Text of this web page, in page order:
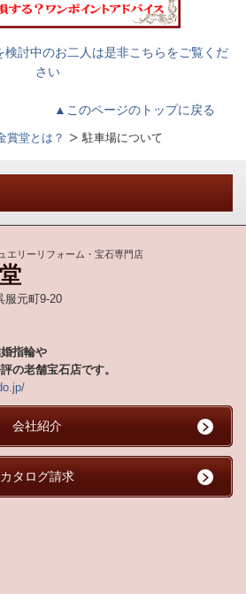
検討中のお二人は是非こちらをご覧くだ
さい
▲このページのトップに戻る
賞堂とは？ 駐車場について
エリーリフォーム・宝石専門店
服元町9-20
指輪や
の老舗宝石店です。
会社紹介
カタログ請求